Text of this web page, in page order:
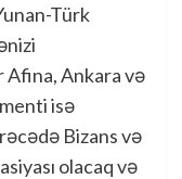
Türk
Afina, Ankara və
isə
Bizans və
olacaq və